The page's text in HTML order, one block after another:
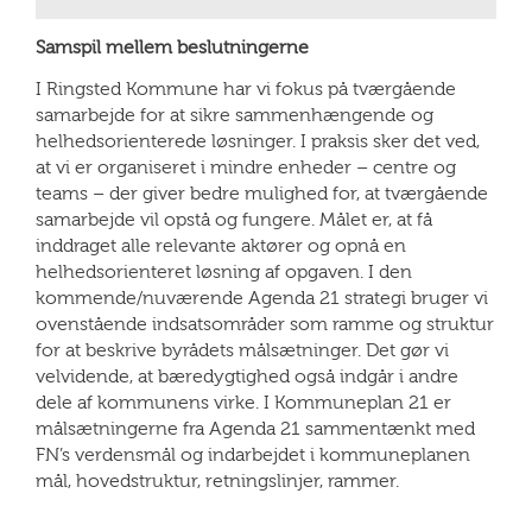
Samspil mellem beslutningerne
I Ringsted Kommune har vi fokus på tværgående
samarbejde for at sikre sammenhængende og
helhedsorienterede løsninger. I praksis sker det ved,
at vi er organiseret i mindre enheder – centre og
teams – der giver bedre mulighed for, at tværgående
samarbejde vil opstå og fungere. Målet er, at få
inddraget alle relevante aktører og opnå en
helhedsorienteret løsning af opgaven. I den
kommende/nuværende Agenda 21 strategi bruger vi
ovenstående indsatsområder som ramme og struktur
for at beskrive byrådets målsætninger. Det gør vi
velvidende, at bæredygtighed også indgår i andre
dele af kommunens virke. I Kommuneplan 21 er
målsætningerne fra Agenda 21 sammentænkt med
FN’s verdensmål og indarbejdet i kommuneplanen
mål, hovedstruktur, retningslinjer, rammer.